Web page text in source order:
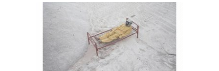
Σελίδες